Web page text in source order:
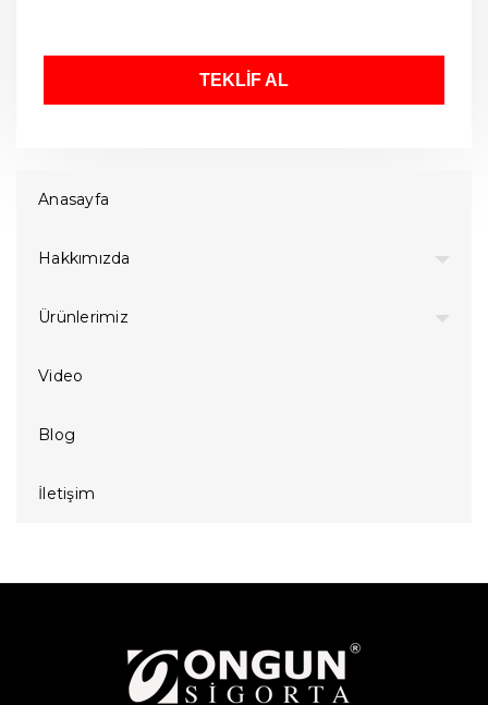
TEKLİF AL
Anasayfa
Hakkımızda
Ürünlerimiz
Video
Blog
İletişim